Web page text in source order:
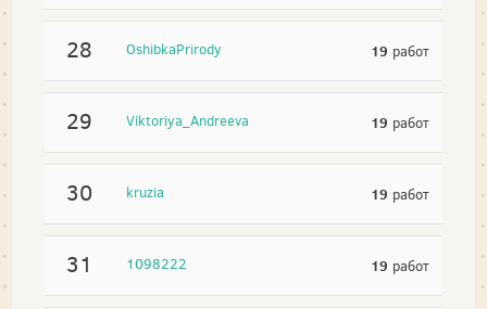
28 OshibkaPrirody 19 работ
29 Viktoriya_Andreeva 19 работ
30 kruzia 19 работ
31 1098222 19 работ